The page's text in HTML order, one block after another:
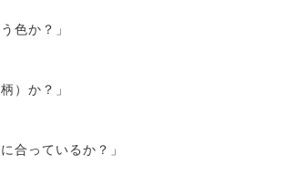
色か？」
）か？」
合っているか？」